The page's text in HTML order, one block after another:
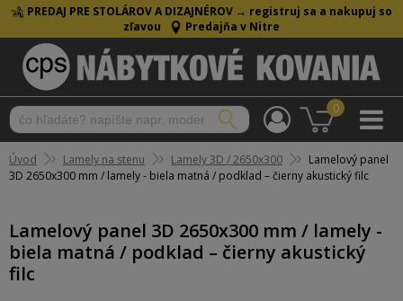
PREDAJ PRE STOLÁROV A DIZAJNÉROV → registruj sa a nakupuj so
zľavou
Predajňa v Nitre
0
Úvod Lamely na stenu Lamely 3D / 2650x300
Lamelový panel
3D 2650x300 mm / lamely - biela matná / podklad – čierny akustický filc
Lamelový panel 3D 2650x300 mm / lamely -
biela matná / podklad – čierny akustický
filc